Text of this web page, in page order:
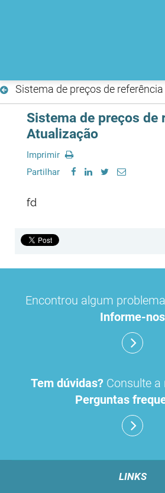
Sistema de preços de
Sistema de preços de
Atualização
Imprimir
Partilhar
fd
Encontrou algum
Informe-nos
Tem dúvidas? Consulte
Perguntas
LINKS